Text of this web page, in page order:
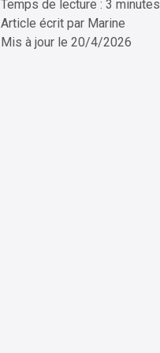
Temps de lecture : 3 minutes
Article écrit par Marine
Mis à jour le 20/4/2026